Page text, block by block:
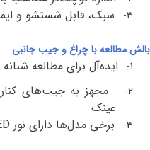
3- سبک، قابل شستشو و
بالش مطالعه با چراغ و جیب جانبی
1-
ایده‌آل برای مطالعه شبانه
2-
مجهز به جیب‌های
عینک
3- برخی مدل‌ها دارای نور